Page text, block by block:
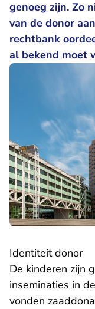
genoeg zijn. Zo
van de donor
rechtbank
al bekend moet
Identiteit donor
De kinderen zijn
inseminaties in
vonden